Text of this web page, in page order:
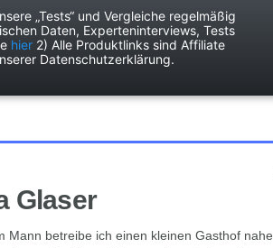
Services
Glaser
Mann betreibe ich einen kleinen Gasthof nahe
„Tests“ und Vergleiche regelmäßig
Daten, Experteninterviews, Tests
hier 2) Alle Produktlinks sind Affiliate
Datenschutzerklärung.